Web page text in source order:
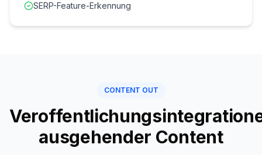
SERP-Feature-Erkennung
CONTENT OUT
ausgehender Content